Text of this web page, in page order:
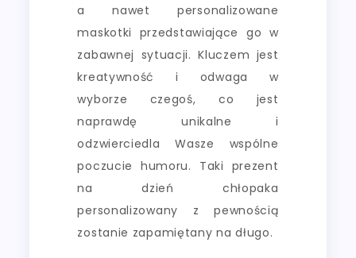
a nawet personalizowane
maskotki przedstawiające go w
zabawnej sytuacji. Kluczem jest
kreatywność i odwaga w
wyborze czegoś, co jest
naprawdę unikalne i
odzwierciedla Wasze wspólne
poczucie humoru. Taki prezent
na dzień chłopaka
personalizowany z pewnością
zostanie zapamiętany na długo.